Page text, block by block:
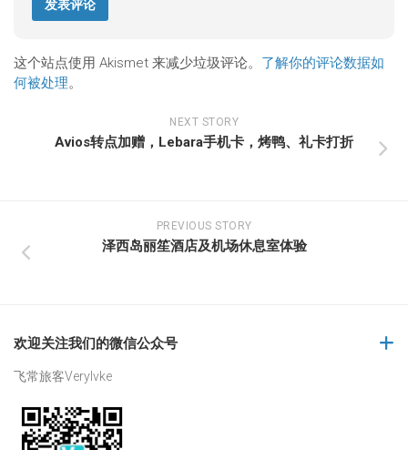
这个站点使用 Akismet 来减少垃圾评论。 了解你的评论数据如
何被处理。
NEXT STORY
Avios转点加赠，Lebara手机卡，烤鸭、礼卡打折
PREVIOUS STORY
泽西岛丽笙酒店及机场休息室体验
欢迎关注我们的微信公众号
飞常旅客Verylvke